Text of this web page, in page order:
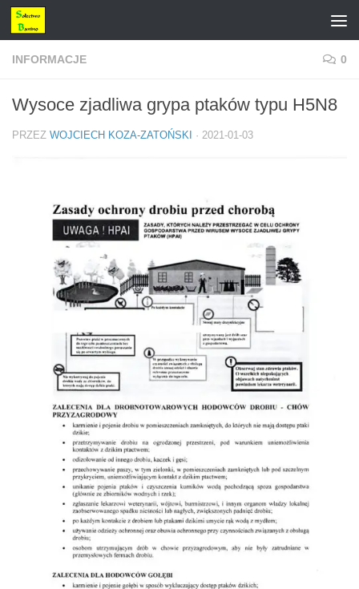
Przejdź do treści
INFORMACJE 0
Wysoce zjadliwa grypa ptaków typu H5N8
PRZEZ WOJCIECH KOZA-ZATOŃSKI · 2021-01-03